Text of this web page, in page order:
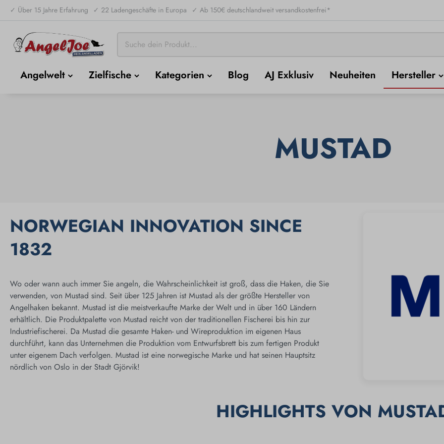
✓ Über 15 Jahre Erfahrung ✓ 22 Ladengeschäfte in Europa ✓ Ab 150€ deutschlandweit versandkostenfrei*
Angelwelt Zielfische Kategorien Blog AJ Exklusiv Neuheiten Hersteller
MUSTAD
NORWEGIAN INNOVATION SINCE
1832
Wo oder wann auch immer Sie angeln, die Wahrscheinlichkeit ist groß, dass die Haken, die Sie
verwenden, von Mustad sind. Seit über 125 Jahren ist Mustad als der größte Hersteller von
Angelhaken bekannt. Mustad ist die meistverkaufte Marke der Welt und in über 160 Ländern
erhältlich. Die Produktpalette von Mustad reicht von der traditionellen Fischerei bis hin zur
Industriefischerei. Da Mustad die gesamte Haken- und Wireproduktion im eigenen Haus
durchführt, kann das Unternehmen die Produktion vom Entwurfsbrett bis zum fertigen Produkt
unter eigenem Dach verfolgen. Mustad ist eine norwegische Marke und hat seinen Hauptsitz
nördlich von Oslo in der Stadt Gjörvik!
HIGHLIGHTS VON